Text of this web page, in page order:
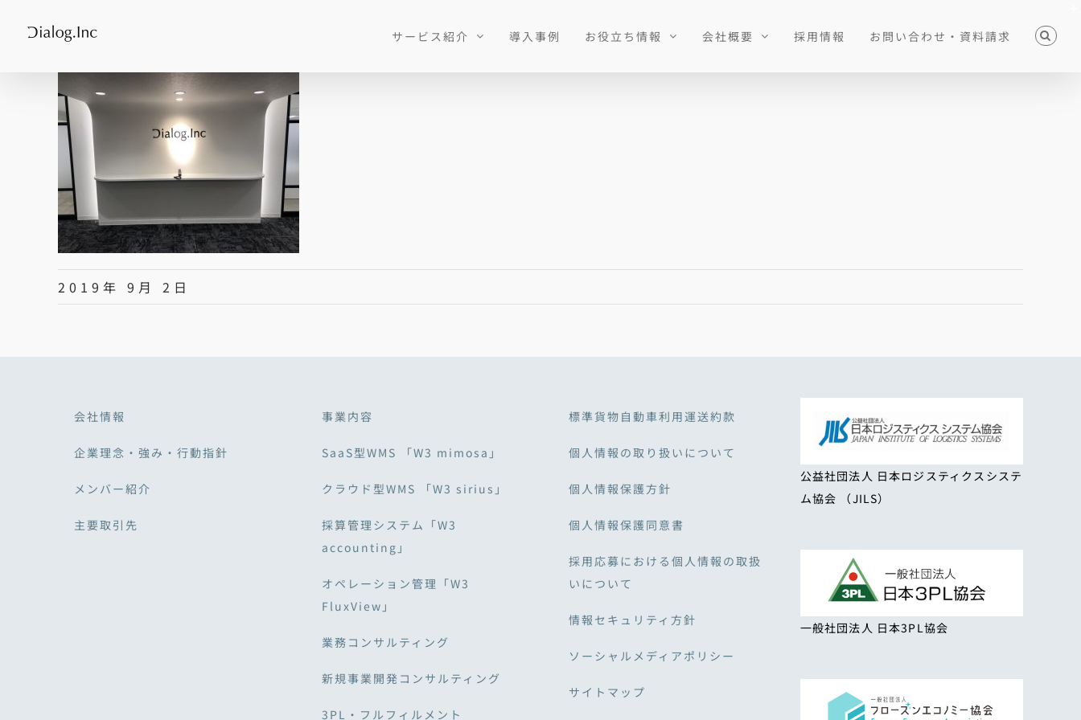
サービス紹介 導入事例 お役立ち情報 会社概要 採用情報 お問い合わせ・資料請求
2019年 9月 2日
会社情報
企業理念・強み・行動指針
メンバー紹介
主要取引先
事業内容
SaaS型WMS 「W3 mimosa」
クラウド型WMS 「W3 sirius」
採算管理システム「W3
accounting」
オペレーション管理「W3
FluxView」
業務コンサルティング
新規事業開発コンサルティング
3PL・フルフィルメント
標準貨物自動車利用運送約款
個人情報の取り扱いについて
個人情報保護方針
個人情報保護同意書
採用応募における個人情報の取扱
いについて
情報セキュリティ方針
ソーシャルメディアポリシー
サイトマップ
公益社団法人 日本ロジスティクスシステ
ム協会 （JILS）
一般社団法人 日本3PL協会